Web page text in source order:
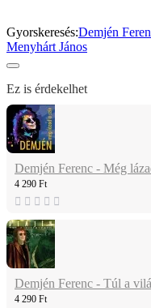
Gyorskeresés:Demjén
Menyhárt János
Ez is érdekelhet
Demjén Ferenc - Még
4 290 Ft
Demjén Ferenc - Túl a
4 290 Ft